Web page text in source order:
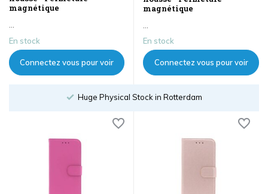
magnétique
En stock
Connectez vous pour voir
magnétique
En stock
Connectez vous pour voir
Huge Physical Stock in Rotterdam